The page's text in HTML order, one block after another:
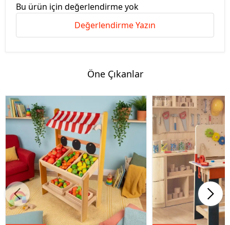
Bu ürün için değerlendirme yok
Değerlendirme Yazın
Öne Çıkanlar